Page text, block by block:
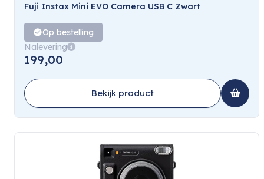
Fuji Instax Mini EVO Camera USB C Zwart
Op bestelling
Nalevering
199,00
Bekijk product